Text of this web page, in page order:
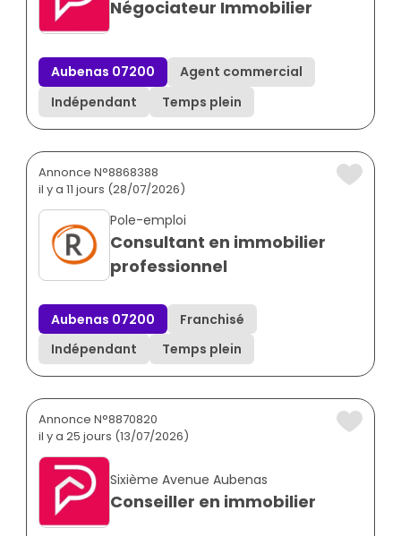
Négociateur Immobilier
Aubenas 07200
Agent commercial
Indépendant
Temps plein
Annonce N°8868388
il y a 11 jours (28/07/2026)
Pole-emploi
Consultant en immobilier
professionnel
Aubenas 07200
Franchisé
Indépendant
Temps plein
Annonce N°8870820
il y a 25 jours (13/07/2026)
Sixième Avenue Aubenas
Conseiller en immobilier